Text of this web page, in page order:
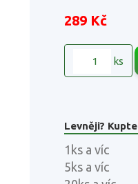
289 Kč
ks
Levněji?
1ks a víc
5ks a víc